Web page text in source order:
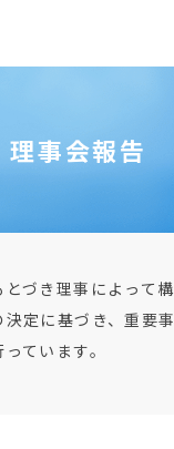
理事会報告
づき理事によって
定に基づき、重要
ています。